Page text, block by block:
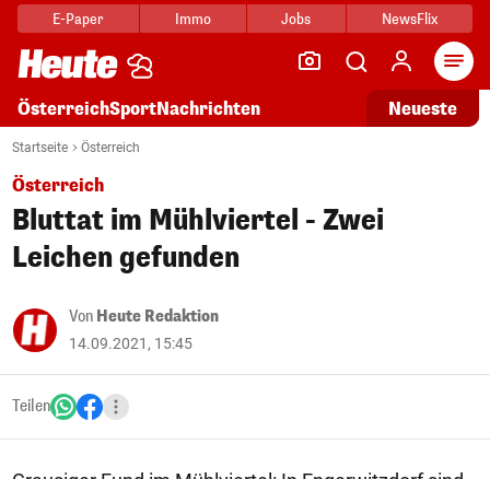
E-Paper Immo Jobs NewsFlix
ÖsterreichSportNachrichten Neueste
Startseite Österreich
Österreich
Bluttat im Mühlviertel - Zwei
Leichen gefunden
Von Heute Redaktion
14.09.2021, 15:45
Teilen